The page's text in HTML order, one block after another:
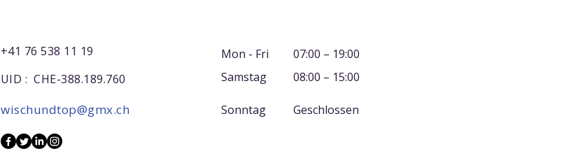
+41 76 538 11 19
UID : CHE-388.189.760
wischundtop@gmx.ch
Mon - Fri
Samstag
07:00 – 19:00
08:00 – 15:00
​Sonntag ​Geschlossen